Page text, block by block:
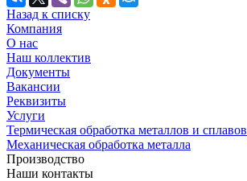
Назад к списку
Компания
О нас
Наш коллектив
Документы
Вакансии
Реквизиты
Услуги
Термическая обработка металлов и сплавов
Механическая обработка металла
Производство
Наши контакты